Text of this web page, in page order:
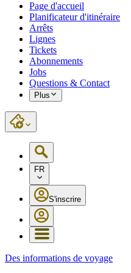
Page d'accueil
Planificateur d'itinéraire
Arrêts
Lignes
Tickets
Abonnements
Jobs
Questions & Contact
Plus
FR
S'inscrire
Des informations de voyage